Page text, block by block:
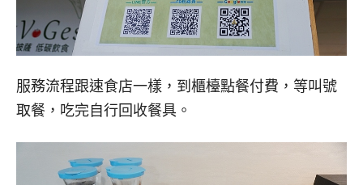
服務流程跟速食店一樣，到櫃檯點餐付費，等叫號
取餐，吃完自行回收餐具。